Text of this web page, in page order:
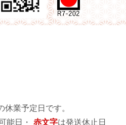
休業予定日です。
能日・ 赤文字は発送休止日